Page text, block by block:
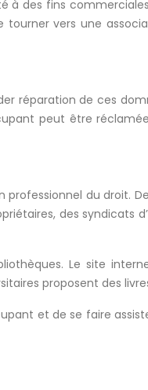
des fins
vers une
réparation de ces
peut être
du droit.
des
Le site
proposent des
et de se faire